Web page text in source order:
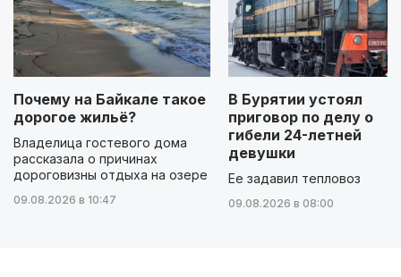
Почему на Байкале такое
дорогое жильё?
Владелица гостевого дома
рассказала о причинах
дороговизны отдыха на озере
09.08.2026 в 10:47
В Бурятии устоял
приговор по делу о
гибели 24-летней
девушки
Ее задавил тепловоз
09.08.2026 в 08:00